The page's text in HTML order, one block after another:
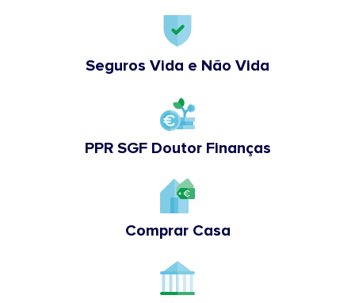
Seguros Vida e Não Vida
PPR SGF Doutor Finanças
Comprar Casa